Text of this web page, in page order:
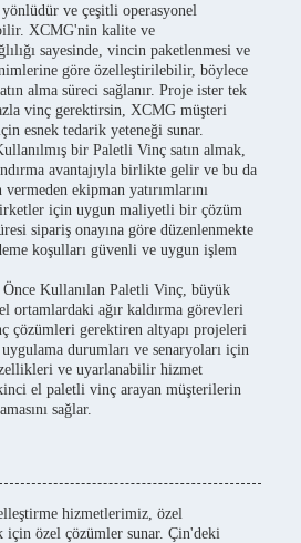
ve çeşitli operasyonel
XCMG'nin kalite ve
sayesinde, vincin paketlenmesi ve
göre özelleştirilebilir, böylece
alma süreci sağlanır. Proje ister tek
vinç gerektirsin, XCMG müşteri
esnek tedarik yeteneği sunar.
bir Paletli Vinç satın almak,
avantajıyla birlikte gelir ve bu da
ekipman yatırımlarını
için uygun maliyetli bir çözüm
sipariş onayına göre düzenlenmekte
koşulları güvenli ve uygun işlem
Kullanılan Paletli Vinç, büyük
ortamlardaki ağır kaldırma görevleri
çözümleri gerektiren altyapı projeleri
durumları ve senaryoları için
ve uyarlanabilir hizmet
el paletli vinç arayan müşterilerin
sağlar.
hizmetlerimiz, özel
için özel çözümler sunar. Çin'deki